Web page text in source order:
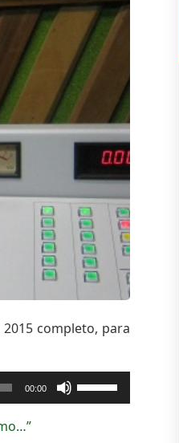
completo, para
00:00
las